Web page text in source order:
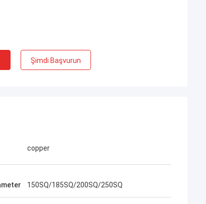
Şimdi Başvurun
copper
150SQ/185SQ/200SQ/250SQ